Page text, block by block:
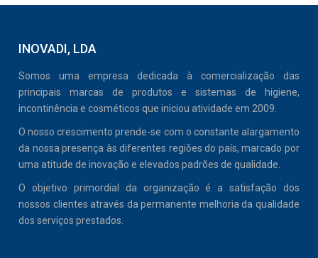
INOVADI, LDA
Somos uma empresa dedicada à comercialização das
principais marcas de produtos e sistemas de higiene,
incontinência e cosméticos que iniciou atividade em 2009.
O nosso crescimento prende-se com o constante alargamento
da nossa presença às diferentes regiões do país, marcado por
uma atitude de inovação e elevados padrões de qualidade.
O objetivo primordial da organização é a satisfação dos
nossos clientes através da permanente melhoria da qualidade
dos serviços prestados.